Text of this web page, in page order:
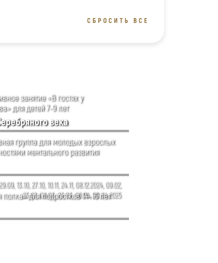
СБРОСИТЬ ВСЕ
занятие «В гостях у
для детей 7-9 лет
13.10, 27.10, 10.11, 24.11, 08.12.2024, 09.02,
23.02, 09.03, 23.03, 06.04, 20.04.2025
века
группа для молодых взрослых
ментального развития
для подростков 14–16 лет